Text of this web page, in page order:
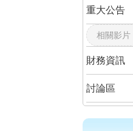
重大公告
相關影片
財務資訊
討論區